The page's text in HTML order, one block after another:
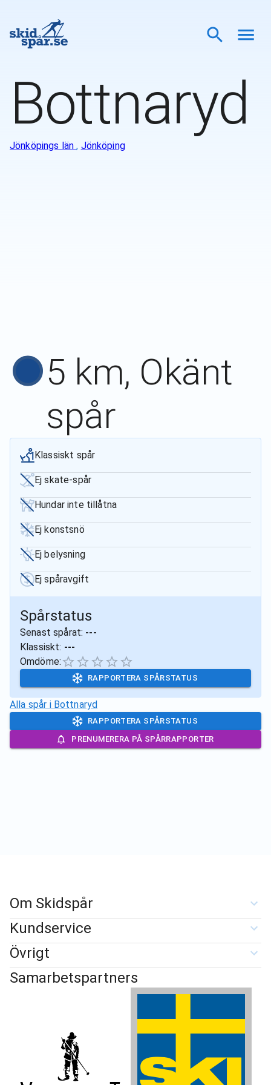
Bottnaryd
Jönköpings län, Jönköping
5 km, Okänt
spår
Klassiskt spår
Ej skate-spår
Hundar inte tillåtna
Ej konstsnö
Ej belysning
Ej spåravgift
Spårstatus
Senast spårat: ---
Klassiskt: ---
Omdöme:
RAPPORTERA SPÅRSTATUS
Alla spår i Bottnaryd
RAPPORTERA SPÅRSTATUS
PRENUMERERA PÅ SPÅRRAPPORTER
Om Skidspår
Kundservice
Övrigt
Samarbetspartners